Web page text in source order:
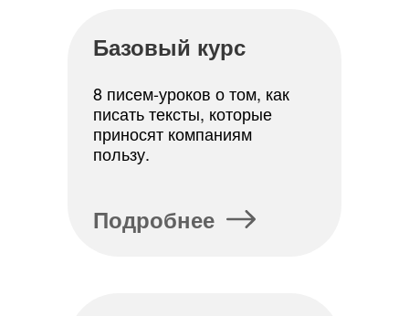
Базовый курс
8 писем-уроков о том, как
писать тексты, которые
приносят компаниям
пользу.
Подробнее